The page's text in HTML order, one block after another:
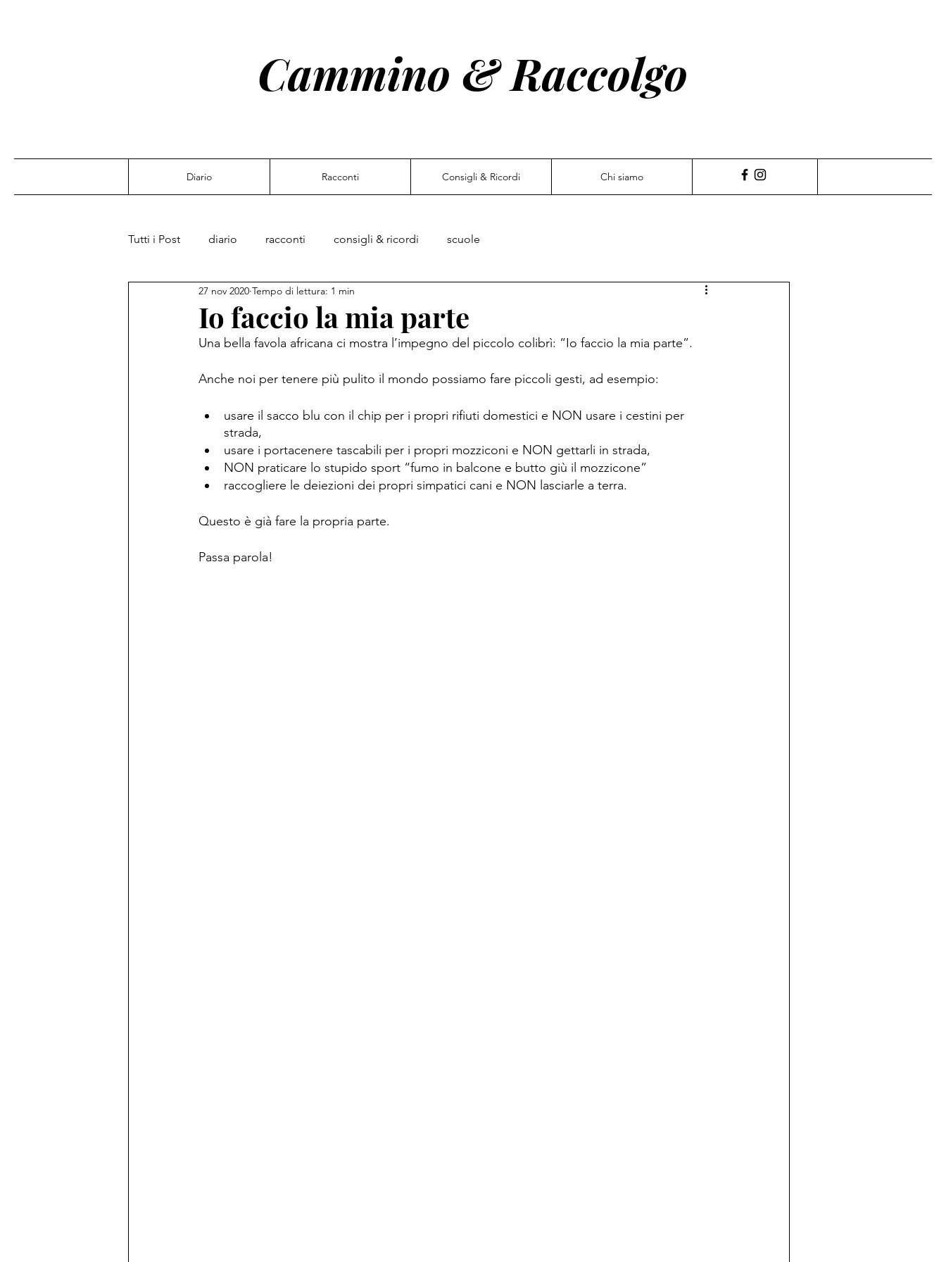
Cammino & Raccolgo
Diario Racconti Consigli & Ricordi Chi siamo
Tutti i Post diario racconti consigli & ricordi scuole
Io faccio la mia parte
27 nov 2020 Tempo di lettura: 1 min
Una bella favola africana ci mostra l’impegno del piccolo colibrì: “Io faccio la mia parte”.
Anche noi per tenere più pulito il mondo possiamo fare piccoli gesti, ad esempio:
usare il sacco blu con il chip per i propri rifiuti domestici e NON usare i cestini per
strada,
usare i portacenere tascabili per i propri mozziconi e NON gettarli in strada,
NON praticare lo stupido sport “fumo in balcone e butto giù il mozzicone”
raccogliere le deiezioni dei propri simpatici cani e NON lasciarle a terra.
Questo è già fare la propria parte.
Passa parola!